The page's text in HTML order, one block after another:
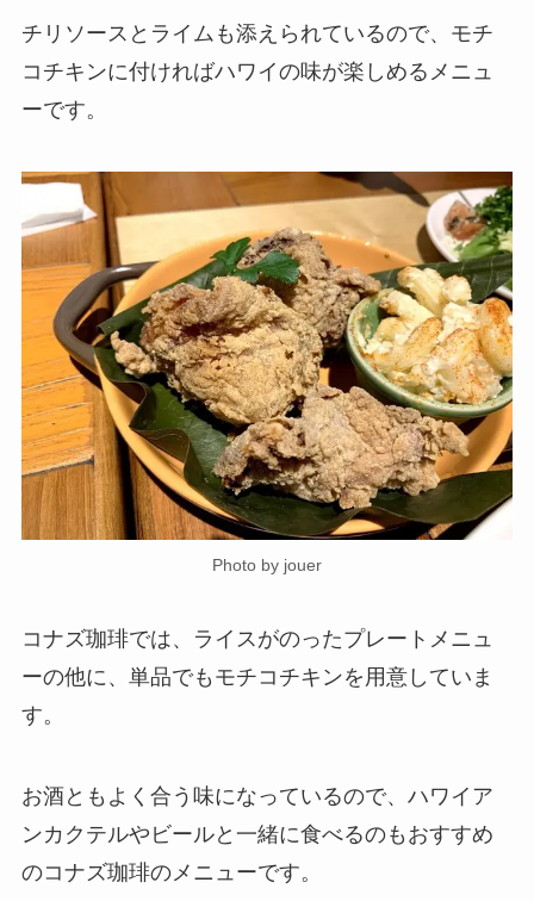
チリソースとライムも添えられているので、モチ
コチキンに付ければハワイの味が楽しめるメニュ
ーです。
Photo by jouer
コナズ珈琲では、ライスがのったプレートメニュ
ーの他に、単品でもモチコチキンを用意していま
す。
お酒ともよく合う味になっているので、ハワイア
ンカクテルやビールと一緒に食べるのもおすすめ
のコナズ珈琲のメニューです。